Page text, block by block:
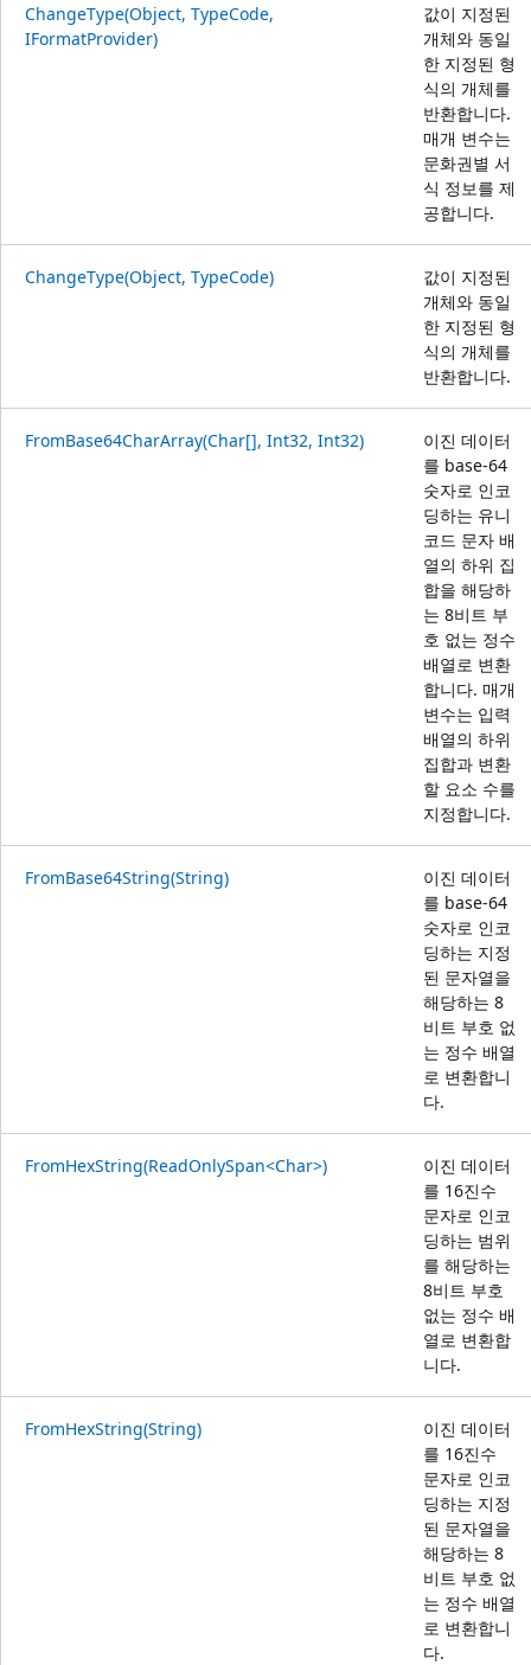
ChangeType(Object, TypeCode,
IFormatProvider)
값이 지정된
개체와 동일
한 지정된 형
식의 개체를
반환합니다.
매개 변수는
문화권별 서
식 정보를 제
공합니다.
ChangeType(Object, TypeCode)
값이 지정된
개체와 동일
한 지정된 형
식의 개체를
반환합니다.
FromBase64CharArray(Char[], Int32, Int32)
이진 데이터
를 base-64
숫자로 인코
딩하는 유니
코드 문자 배
열의 하위 집
합을 해당하
는 8비트 부
호 없는 정수
배열로 변환
합니다. 매개
변수는 입력
배열의 하위
집합과 변환
할 요소 수를
지정합니다.
FromBase64String(String)
이진 데이터
를 base-64
숫자로 인코
딩하는 지정
된 문자열을
해당하는 8
비트 부호 없
는 정수 배열
로 변환합니
다.
FromHexString(ReadOnlySpan<Char>)
이진 데이터
를 16진수
문자로 인코
딩하는 범위
를 해당하는
8비트 부호
없는 정수 배
열로 변환합
니다.
FromHexString(String)
이진 데이터
를 16진수
문자로 인코
딩하는 지정
된 문자열을
해당하는 8
비트 부호 없
는 정수 배열
로 변환합니
다.